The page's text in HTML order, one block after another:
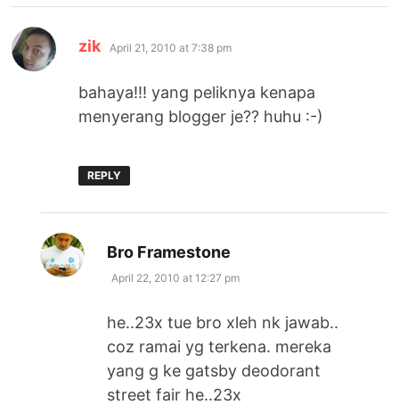
zik says:
April 21, 2010 at 7:38 pm
bahaya!!! yang peliknya kenapa
menyerang blogger je?? huhu :-)
REPLY
Bro Framestone
April 22, 2010 at 12:27 pm
he..23x tue bro xleh nk jawab..
coz ramai yg terkena. mereka
yang g ke gatsby deodorant
street fair he..23x